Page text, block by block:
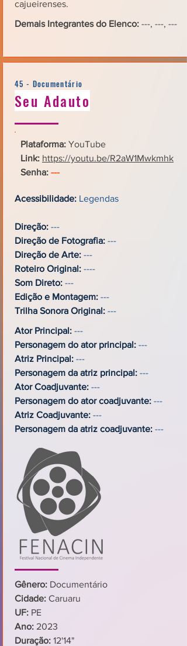
cajueirenses.
Demais Integrantes do Elenco: ---, ---, ---
45 - Documentário
Seu Adauto
Plataforma: YouTube
Link: https://youtu.be/R2aW1Mwkmhk
Senha: ---
Acessibilidade: Legendas
Direção: ---
Direção de Fotografia: ---
Direção de Arte: ---
Roteiro Original: ----
Som Direto: ---
Edição e Montagem: ---
Trilha Sonora Original: ---
Ator Principal: ---
Personagem do ator principal: ---
Atriz Principal: ---
Personagem da atriz principal: ---
Ator Coadjuvante: ---
Personagem do ator coadjuvante: ---
Atriz Coadjuvante: ---
Personagem da atriz coadjuvante: ---
Gênero: Documentário
Cidade: Caruaru
UF: PE
Ano: 2023
Duração: 12'14"